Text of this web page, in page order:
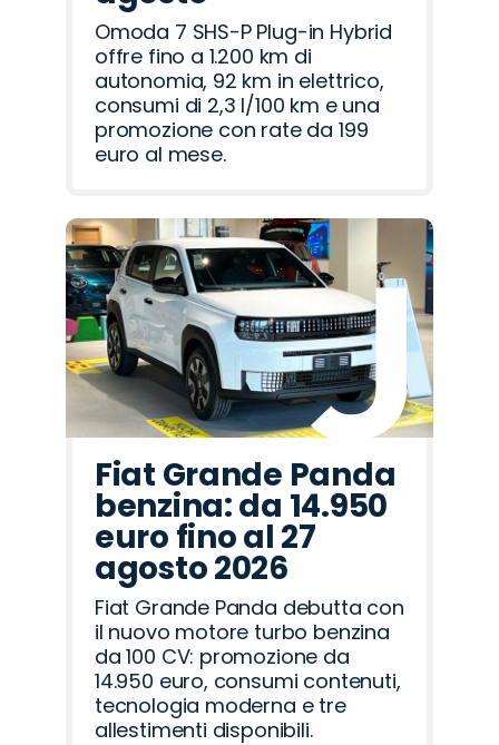
Omoda 7 SHS-P Plug-in Hybrid
offre fino a 1.200 km di
autonomia, 92 km in elettrico,
consumi di 2,3 l/100 km e una
promozione con rate da 199
euro al mese.
Fiat Grande Panda
benzina: da 14.950
euro fino al 27
agosto 2026
Fiat Grande Panda debutta con
il nuovo motore turbo benzina
da 100 CV: promozione da
14.950 euro, consumi contenuti,
tecnologia moderna e tre
allestimenti disponibili.